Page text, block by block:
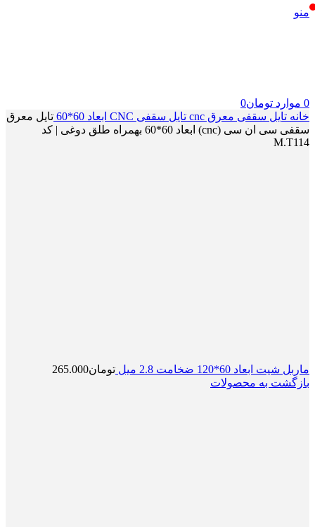
منو
0 موارد تومان0
خانه تایل سقفی معرق cnc تایل سقفی CNC ابعاد 60*60
تایل معرق
سقفی سی ان سی (cnc) ابعاد 60*60 بهمراه طلق دوغی | کد
M.T114
ماربل شیت ابعاد 60*120 ضخامت 2.8 میل تومان265.000
بازگشت به محصولات